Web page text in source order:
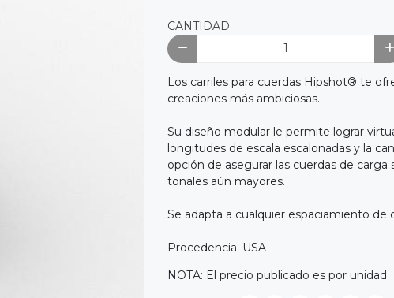
CANTIDAD
Los carriles para cuerdas Hipshot® te
creaciones más ambiciosas.
Su diseño modular le permite lograr
longitudes de escala escalonadas y la
opción de asegurar las cuerdas de
tonales aún mayores.
Se adapta a cualquier espaciamiento de
Procedencia: USA
NOTA: El precio publicado es por unidad